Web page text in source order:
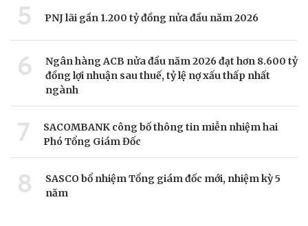
5 PNJ lãi gần 1.200 tỷ đồng nửa đầu năm 2026
6
Ngân hàng ACB nửa đầu năm 2026 đạt hơn 8.600 tỷ
đồng lợi nhuận sau thuế, tỷ lệ nợ xấu thấp nhất
ngành
7
SACOMBANK công bố thông tin miễn nhiệm hai
Phó Tổng Giám Đốc
8
SASCO bổ nhiệm Tổng giám đốc mới, nhiệm kỳ 5
năm